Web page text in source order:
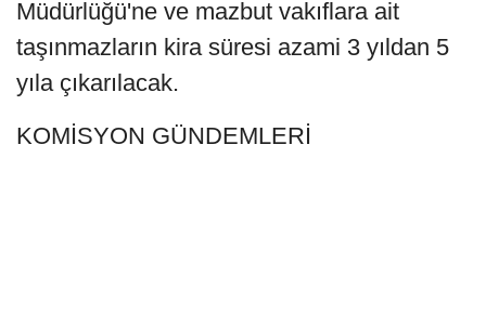
Müdürlüğü'ne ve mazbut vakıflara ait
taşınmazların kira süresi azami 3 yıldan 5
yıla çıkarılacak.
KOMİSYON GÜNDEMLERİ